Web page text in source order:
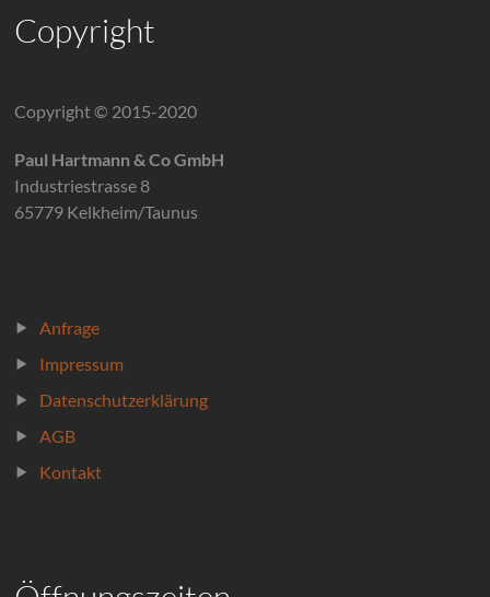
Copyright
Copyright © 2015-2020
Paul Hartmann & Co GmbH
Industriestrasse 8
65779 Kelkheim/Taunus
Anfrage
Impressum
Datenschutzerklärung
AGB
Kontakt